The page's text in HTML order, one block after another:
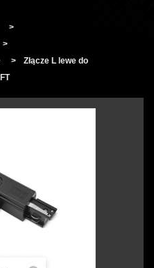
>
>
>
Złącze L lewe do